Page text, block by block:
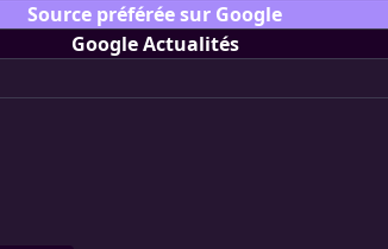
Source préférée sur Google
Google Actualités